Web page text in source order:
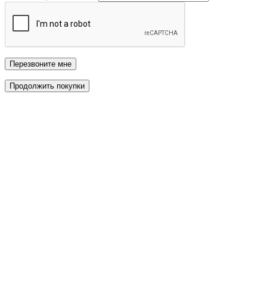
Перезвоните мне
Продолжить покупки